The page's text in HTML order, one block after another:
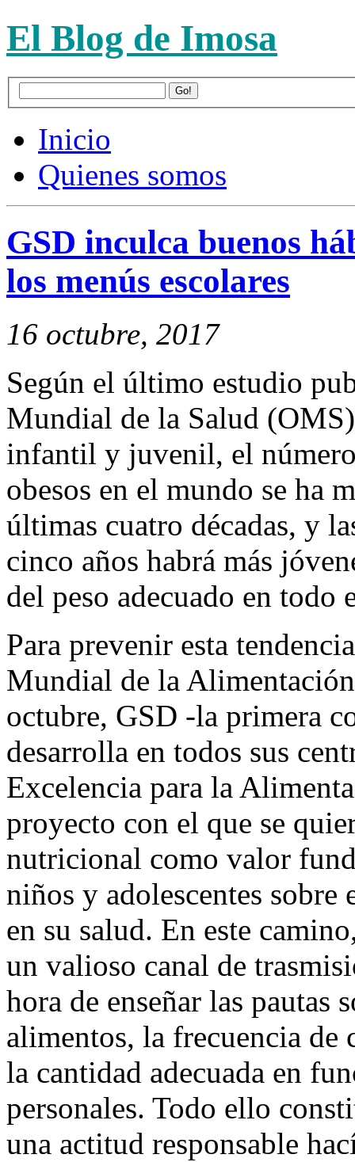
El Blog de Imosa
Inicio
Quienes somos
GSD inculca buenos
los menús escolares
16 octubre, 2017
Según el último estudio
Mundial de la Salud
infantil y juvenil, el
obesos en el mundo se ha
últimas cuatro décadas, y
cinco años habrá más
del peso adecuado en todo
Para prevenir esta
Mundial de la
octubre, GSD -la primera
desarrolla en todos sus
Excelencia para la
proyecto con el que se
nutricional como valor
niños y adolescentes
en su salud. En este
un valioso canal de
hora de enseñar las pautas
alimentos, la frecuencia de
la cantidad adecuada en
personales. Todo ello
una actitud responsable